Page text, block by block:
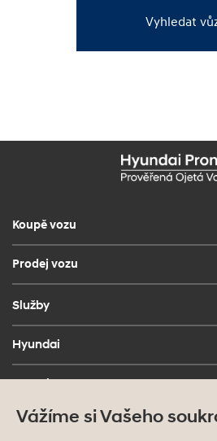
Vyhledat
Koupě vozu
Prodej vozu
Služby
Hyundai
Kontakt
Vážíme si Vašeho